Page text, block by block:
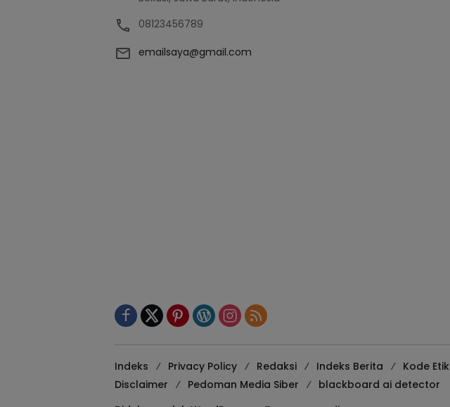
08123456789
emailsaya@gmail.com
Indeks Privacy Policy Redaksi Indeks Berita Kode Etik
Disclaimer
Pedoman Media Siber
blackboard ai detector